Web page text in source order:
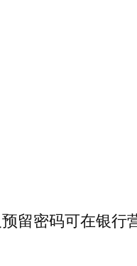
留密码可在银